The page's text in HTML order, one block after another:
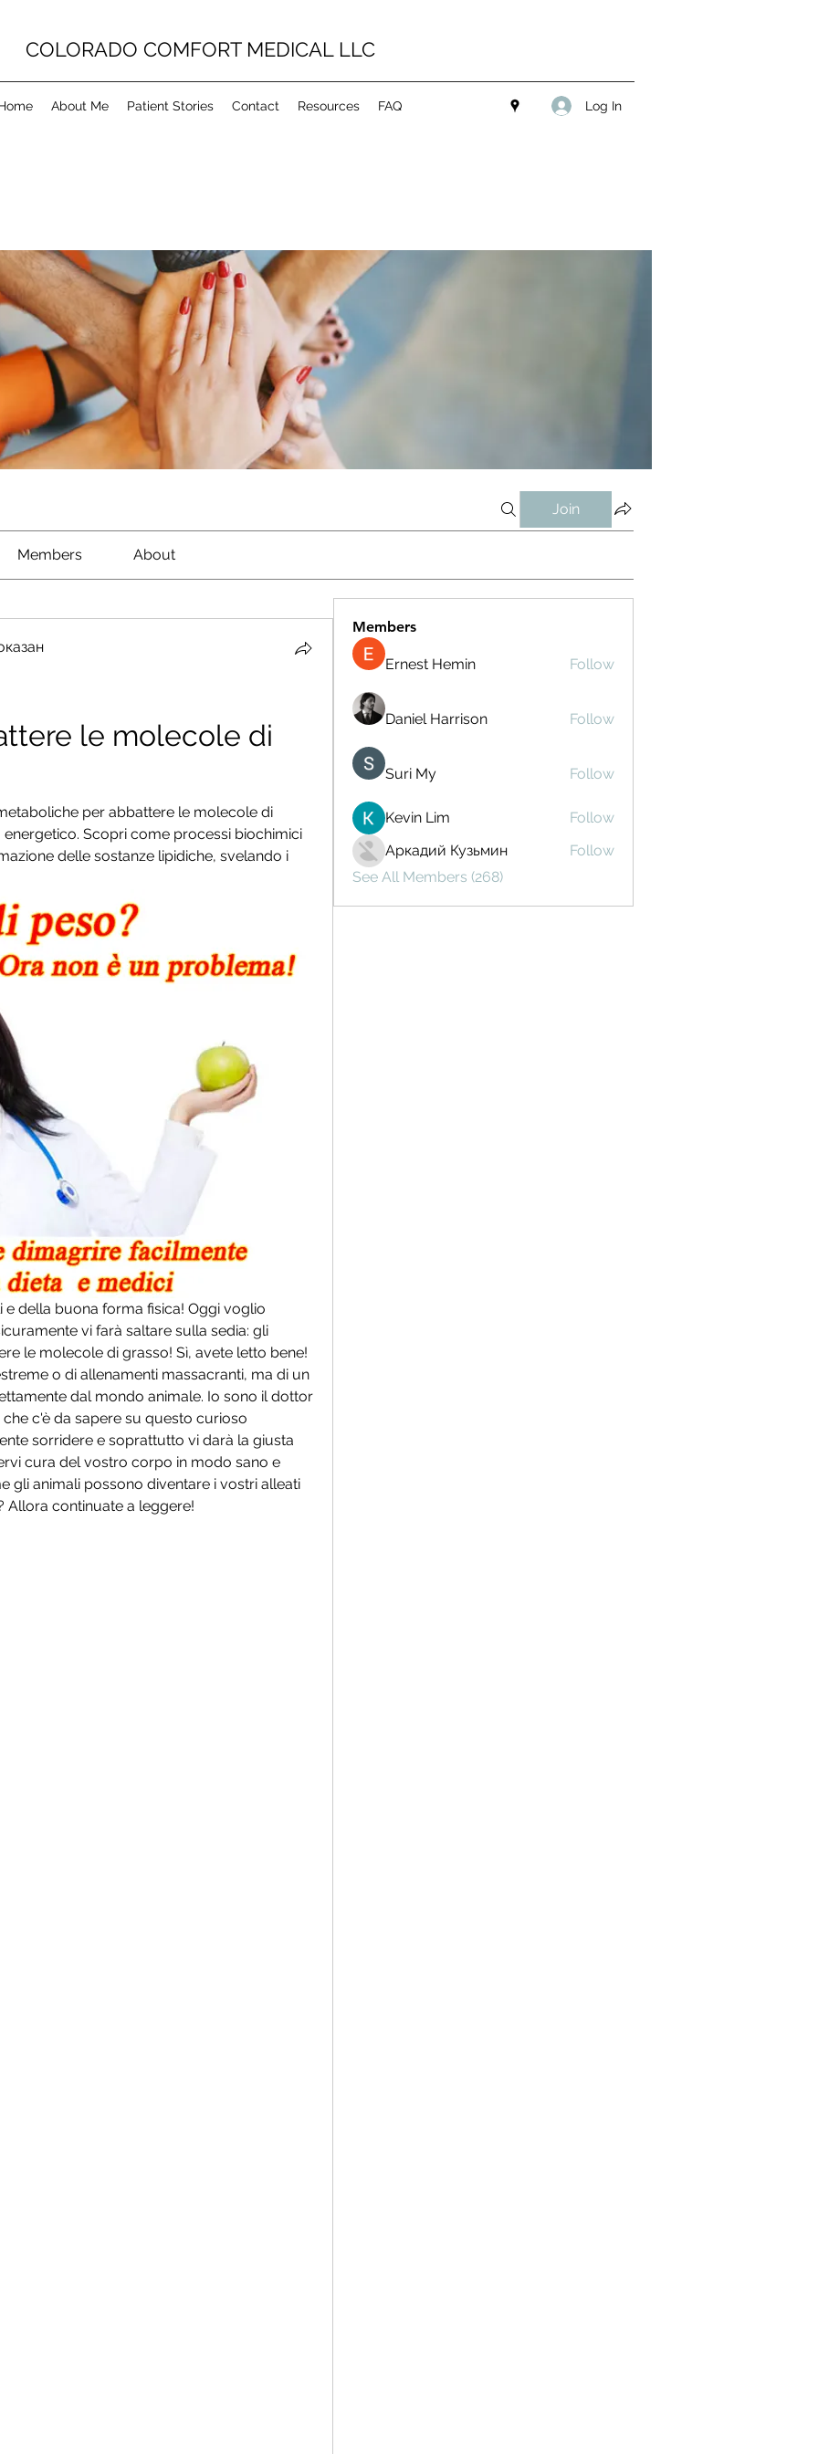
COLORADO COMFORT MEDICAL LLC
About Me Patient Stories Contact Resources FAQ Log In
Join
Members About
le molecole di
per abbattere le molecole di
Scopri come processi biochimici
delle sostanze lipidiche, svelando i
e della buona forma fisica! Oggi voglio
vi farà saltare sulla sedia: gli
le molecole di grasso! Sì, avete letto bene!
o di allenamenti massacranti, ma di un
dal mondo animale. Io sono il dottor
c'è da sapere su questo curioso
sorridere e soprattutto vi darà la giusta
cura del vostro corpo in modo sano e
gli animali possono diventare i vostri alleati
Allora continuate a leggere!
Members
Ernest Hemin Follow
Daniel Harrison Follow
Suri My Follow
Kevin Lim
Follow
Аркадий Кузьмин
Follow
See All Members (268)